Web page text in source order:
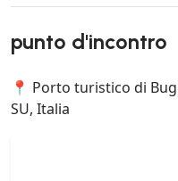
punto d'incontro
📍 Porto turistico di
SU, Italia